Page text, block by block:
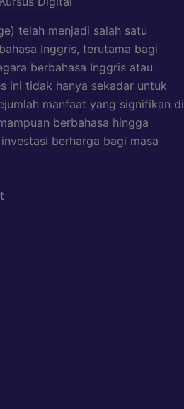
telah menjadi salah satu
Inggris, terutama bagi
berbahasa Inggris atau
ini tidak hanya sekadar untuk
manfaat yang signifikan di
berbahasa hingga
berharga bagi masa